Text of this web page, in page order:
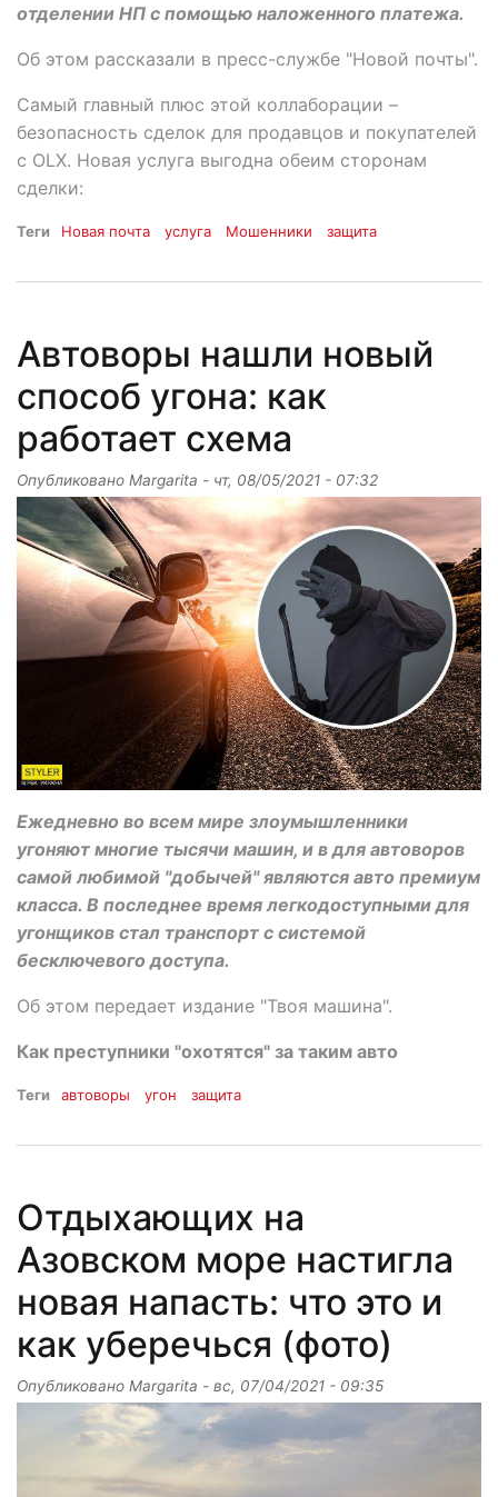
отделении НП с помощью наложенного платежа.
Об этом рассказали в пресс-службе "Новой почты".
Самый главный плюс этой коллаборации –
безопасность сделок для продавцов и покупателей
с OLX. Новая услуга выгодна обеим сторонам
сделки:
Теги Новая почта услуга Мошенники защита
Автоворы нашли новый
способ угона: как
работает схема
Опубликовано Margarita - чт, 08/05/2021 - 07:32
Ежедневно во всем мире злоумышленники
угоняют многие тысячи машин, и в для автоворов
самой любимой "добычей" являются авто премиум
класса. В последнее время легкодоступными для
угонщиков стал транспорт с системой
бесключевого доступа.
Об этом передает издание "Твоя машина".
Как преступники "охотятся" за таким авто
Теги автоворы угон защита
Отдыхающих на
Азовском море настигла
новая напасть: что это и
как уберечься (фото)
Опубликовано Margarita - вс, 07/04/2021 - 09:35